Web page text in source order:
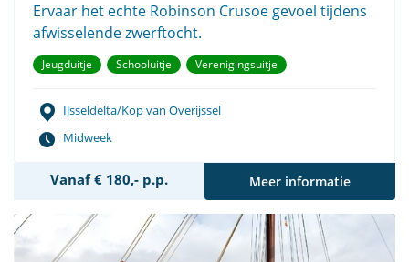
Ervaar het echte Robinson Crusoe gevoel tijdens
afwisselende zwerftocht.
Jeugduitje Schooluitje Verenigingsuitje
IJsseldelta/Kop van Overijssel
Midweek
Vanaf € 180,- p.p. Meer informatie